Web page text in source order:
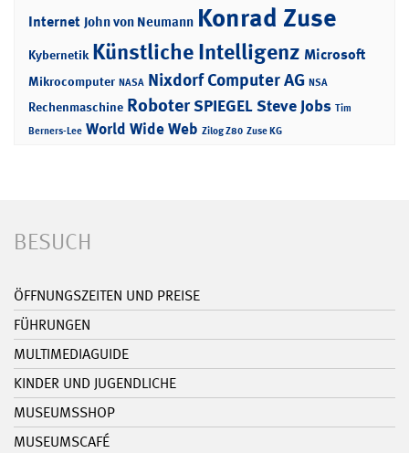
Internet John von Neumann Konrad Zuse
Kybernetik Künstliche Intelligenz Microsoft
Mikrocomputer NASA Nixdorf Computer AG NSA
Rechenmaschine RoboterSPIEGELSteve Jobs Tim
Berners-Lee World Wide Web Zilog Z80 Zuse KG
BESUCH
ÖFFNUNGSZEITEN UND PREISE
FÜHRUNGEN
MULTIMEDIAGUIDE
KINDER UND JUGENDLICHE
MUSEUMSSHOP
MUSEUMSCAFÉ